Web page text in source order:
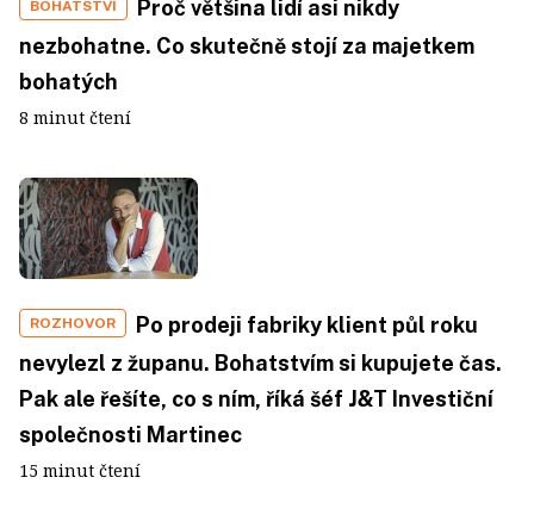
BOHATSTVÍ
Proč většina lidí asi nikdy
nezbohatne. Co skutečně stojí za majetkem
bohatých
8 minut čtení
ROZHOVOR
Po prodeji fabriky klient půl roku
nevylezl z županu. Bohatstvím si kupujete čas.
Pak ale řešíte, co s ním, říká šéf J&T Investiční
společnosti Martinec
15 minut čtení